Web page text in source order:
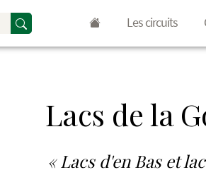
Les circuits
Lacs de la
« Lacs d'en Bas et